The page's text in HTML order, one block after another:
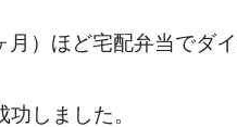
）ほど宅配弁当でダイ
功しました。